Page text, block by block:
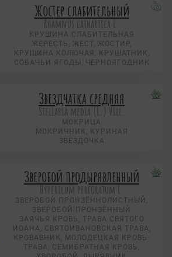
Жостер слабительный
Rhamnus cathartica L.
КРУШИНА СЛАБИТЕЛЬНАЯ
ЖЕРЕСТЬ, ЖЕСТ, ЖОСТИР,
КРУШИНА КОЛЮЧАЯ, КРУШАТНИК,
СОБАЧЬИ ЯГОДЫ, ЧЕРНОЯГОДНИК
Звездчатка средняя
Stellaria media (L.) Vill.
МОКРИЦА
МОКРИЧНИК, КУРИНАЯ
ЗВЕЗДОЧКА
Зверобой продырявленный
Hypericum perforatum L.
ЗВЕРОБОЙ ПРОНЗЁННОЛИСТНЫЙ,
ЗВЕРОБОЙ ПРОНЗЁННЫЙ
ЗАЯЧЬЯ КРОВЬ, ТРАВА СВЯТОГО
ИОАНА, СВЯТОИВАНОВСКАЯ ТРАВА,
КРОВАВНИК, МОЛОДЕЦКАЯ КРОВЬ-
ТРАВА, СЕМИБРАТНАЯ КРОВЬ,